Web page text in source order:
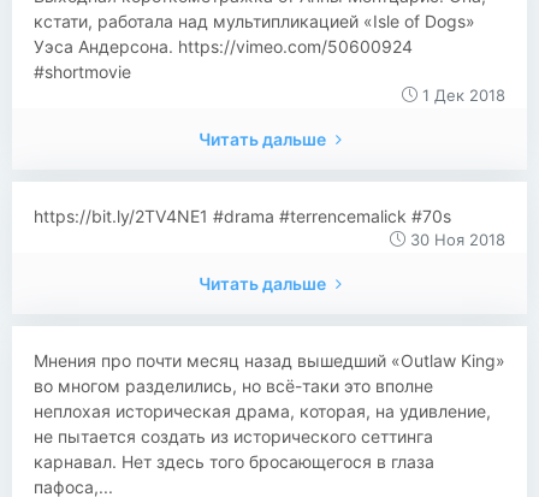
кстати, работала над мультипликацией «Isle of Dogs»
Уэса Андерсона. https://vimeo.com/50600924
#shortmovie
1 Дек 2018
Читать дальше
https://bit.ly/2TV4NE1 #drama #terrencemalick #70s
30 Ноя 2018
Читать дальше
​​​​Мнения про почти месяц назад вышедший «Outlaw King»
во многом разделились, но всё-таки это вполне
неплохая историческая драма, которая, на удивление,
не пытается создать из исторического сеттинга
карнавал. Нет здесь того бросающегося в глаза
пафоса,...